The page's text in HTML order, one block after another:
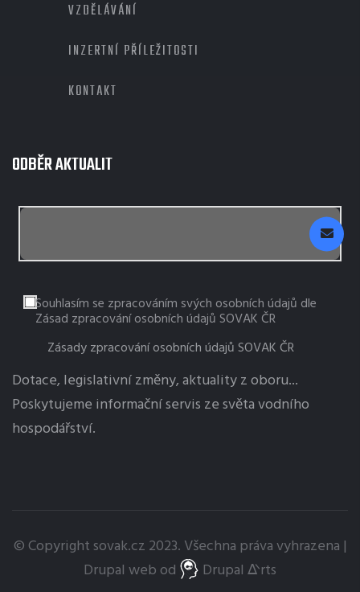
VZDĚLÁVÁNÍ
INZERTNÍ PŘÍLEŽITOSTI
KONTAKT
ODBĚR AKTUALIT
Souhlasím se zpracováním svých osobních údajů dle
Zásad zpracování osobních údajů SOVAK ČR
Zásady zpracování osobních údajů SOVAK ČR
Dotace, legislativní změny, aktuality z oboru...
Poskytujeme informační servis ze světa vodního
hospodářství.
© Copyright sovak.cz 2023. Všechna práva vyhrazena |
Drupal web od Drupal ᐬrts